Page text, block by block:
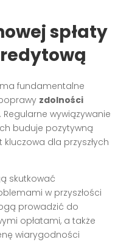
spłaty
fundamentalne
zdolności
Regularne wywiązywanie
buduje pozytywną
dla przyszłych
skutkować
w przyszłości
prowadzić do
opłatami, a także
wiarygodności